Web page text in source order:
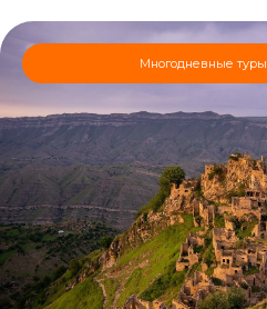
Многодневные туры